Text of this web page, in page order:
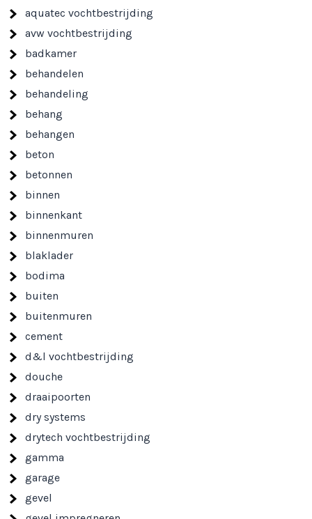
aquatec vochtbestrijding
avw vochtbestrijding
badkamer
behandelen
behandeling
behang
behangen
beton
betonnen
binnen
binnenkant
binnenmuren
blaklader
bodima
buiten
buitenmuren
cement
d&l vochtbestrijding
douche
draaipoorten
dry systems
drytech vochtbestrijding
gamma
garage
gevel